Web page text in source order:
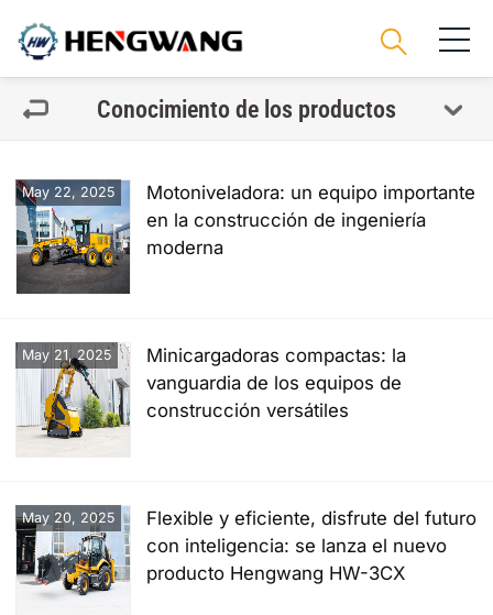
Conocimiento de los productos
Motoniveladora: un equipo importante
en la construcción de ingeniería
moderna
May 22, 2025
Minicargadoras compactas: la
vanguardia de los equipos de
construcción versátiles
May 21, 2025
Flexible y eficiente, disfrute del futuro
con inteligencia: se lanza el nuevo
producto Hengwang HW-3CX
May 20, 2025